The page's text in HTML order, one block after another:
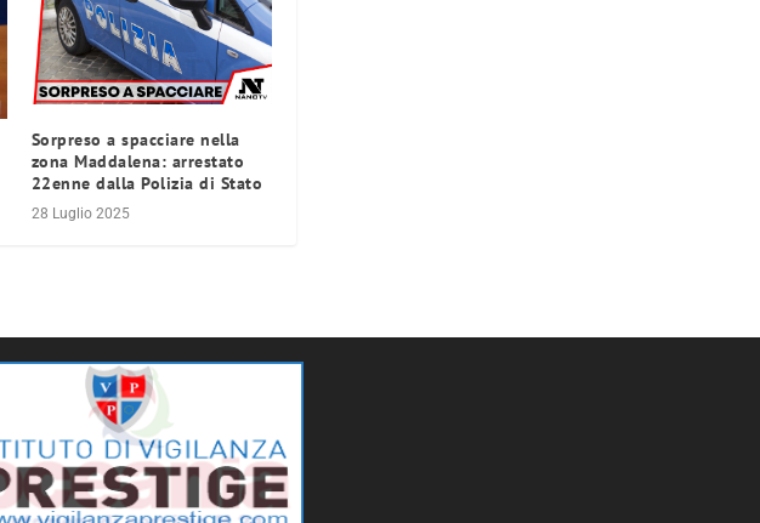
Sorpreso a spacciare nella
zona Maddalena: arrestato
22enne dalla Polizia di Stato
28 Luglio 2025